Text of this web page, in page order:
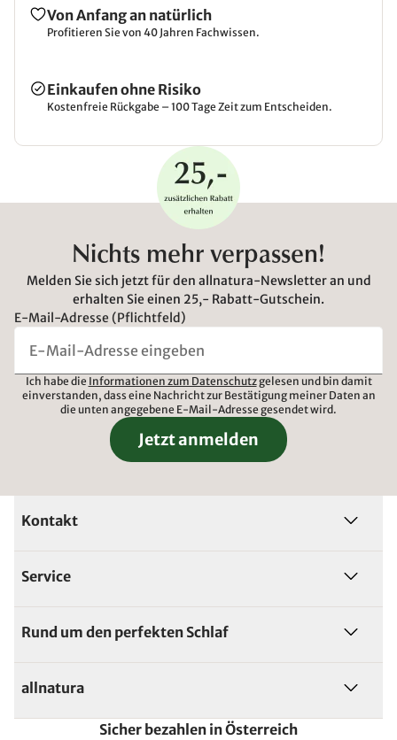
Von Anfang an natürlich
Profitieren Sie von 40 Jahren Fachwissen.
Einkaufen ohne Risiko
Kostenfreie Rückgabe – 100 Tage Zeit zum Entscheiden.
Nichts mehr verpassen!
Melden Sie sich jetzt für den allnatura-Newsletter an und
erhalten Sie einen 25,- Rabatt-Gutschein.
E-Mail-Adresse (Pflichtfeld)
Ich habe die Informationen zum Datenschutzgelesen und bin damit
einverstanden, dass eine Nachricht zur Bestätigung meiner Daten an
die unten angegebene E-Mail-Adresse gesendet wird.
Jetzt anmelden
Kontakt
Service
Rund um den perfekten Schlaf
allnatura
Sicher bezahlen in Österreich